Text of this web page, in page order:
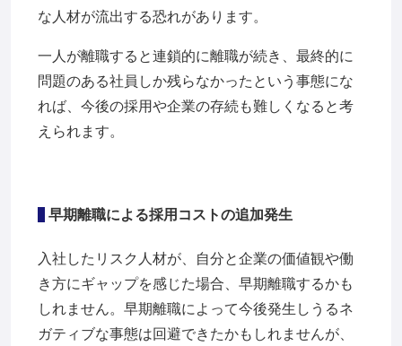
な人材が流出する恐れがあります。
一人が離職すると連鎖的に離職が続き、最終的に
問題のある社員しか残らなかったという事態にな
れば、今後の採用や企業の存続も難しくなると考
えられます。
早期離職による採用コストの追加発生
入社したリスク人材が、自分と企業の価値観や働
き方にギャップを感じた場合、早期離職するかも
しれません。早期離職によって今後発生しうるネ
ガティブな事態は回避できたかもしれませんが、